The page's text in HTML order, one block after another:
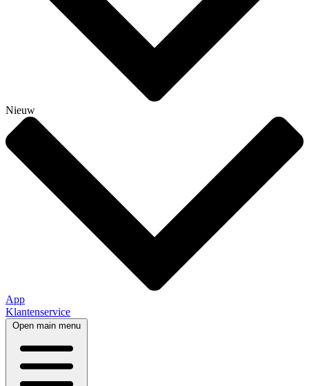
Nieuw
App
Klantenservice
Open main menu